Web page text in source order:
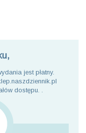
jest płatny.
dostępu. .